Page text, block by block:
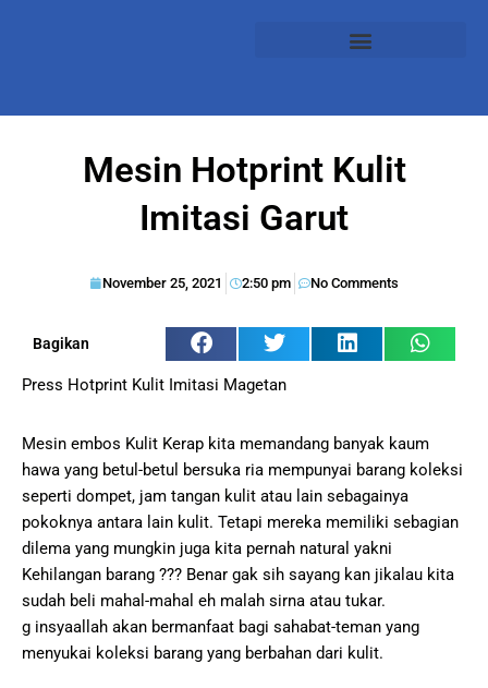
Mesin Hotprint Kulit
Imitasi Garut
November 25, 2021 2:50 pm No Comments
Bagikan
Press Hotprint Kulit Imitasi Magetan
Mesin embos Kulit Kerap kita memandang banyak kaum
hawa yang betul-betul bersuka ria mempunyai barang koleksi
seperti dompet, jam tangan kulit atau lain sebagainya
pokoknya antara lain kulit. Tetapi mereka memiliki sebagian
dilema yang mungkin juga kita pernah natural yakni
Kehilangan barang ??? Benar gak sih sayang kan jikalau kita
sudah beli mahal-mahal eh malah sirna atau tukar.
g insyaallah akan bermanfaat bagi sahabat-teman yang
menyukai koleksi barang yang berbahan dari kulit.